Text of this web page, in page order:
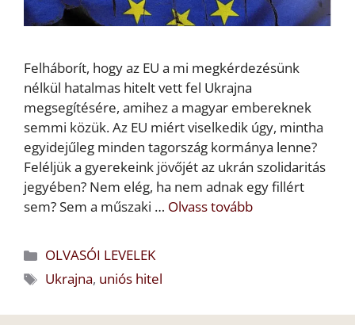
Felháborít, hogy az EU a mi megkérdezésünk
nélkül hatalmas hitelt vett fel Ukrajna
megsegítésére, amihez a magyar embereknek
semmi közük. Az EU miért viselkedik úgy, mintha
egyidejűleg minden tagország kormánya lenne?
Feléljük a gyerekeink jövőjét az ukrán szolidaritás
jegyében? Nem elég, ha nem adnak egy fillért
sem? Sem a műszaki … Olvass tovább
Kategória
OLVASÓI LEVELEK
Címkék
Ukrajna, uniós hitel